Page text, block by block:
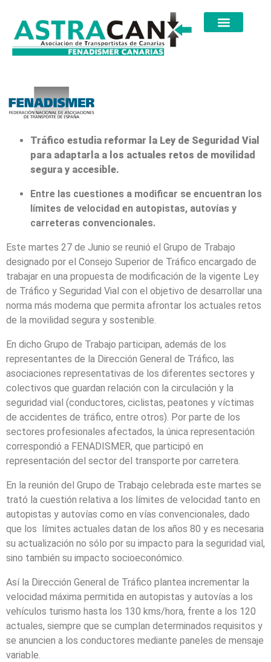
Tráfico estudia reformar la Ley de Seguridad Vial
para adaptarla a los actuales retos de movilidad
segura y accesible.
Entre las cuestiones a modificar se encuentran los
límites de velocidad en autopistas, autovías y
carreteras convencionales.
Este martes 27 de Junio se reunió el Grupo de Trabajo
designado por el Consejo Superior de Tráfico encargado de
trabajar en una propuesta de modificación de la vigente Ley
de Tráfico y Seguridad Vial con el objetivo de desarrollar una
norma más moderna que permita afrontar los actuales retos
de la movilidad segura y sostenible.
En dicho Grupo de Trabajo participan, además de los
representantes de la Dirección General de Tráfico, las
asociaciones representativas de los diferentes sectores y
colectivos que guardan relación con la circulación y la
seguridad vial (conductores, ciclistas, peatones y víctimas
de accidentes de tráfico, entre otros). Por parte de los
sectores profesionales afectados, la única representación
correspondió a FENADISMER, que participó en
representación del sector del transporte por carretera.
En la reunión del Grupo de Trabajo celebrada este martes se
trató la cuestión relativa a los límites de velocidad tanto en
autopistas y autovías como en vías convencionales, dado
que los límites actuales datan de los años 80 y es necesaria
su actualización no sólo por su impacto para la seguridad vial,
sino también su impacto socioeconómico.
Así la Dirección General de Tráfico plantea incrementar la
velocidad máxima permitida en autopistas y autovías a los
vehículos turismo hasta los 130 kms/hora, frente a los 120
actuales, siempre que se cumplan determinados requisitos y
se anuncien a los conductores mediante paneles de mensaje
variable.